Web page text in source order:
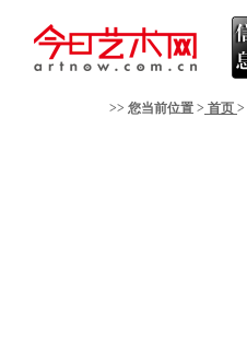
>> 您当前位置 > 首页 >